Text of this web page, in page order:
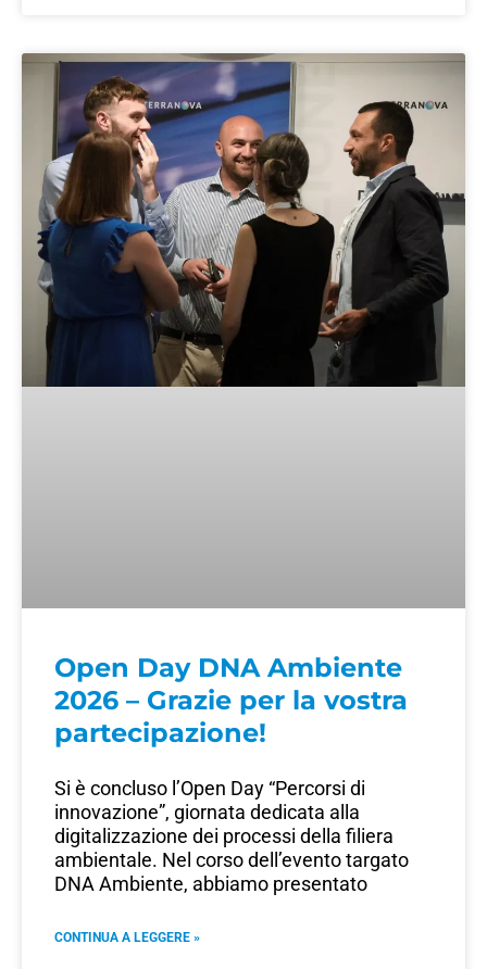
Open Day DNA Ambiente
2026 – Grazie per la vostra
partecipazione!
Si è concluso l’Open Day “Percorsi di
innovazione”, giornata dedicata alla
digitalizzazione dei processi della filiera
ambientale. Nel corso dell’evento targato
DNA Ambiente, abbiamo presentato
CONTINUA A LEGGERE »